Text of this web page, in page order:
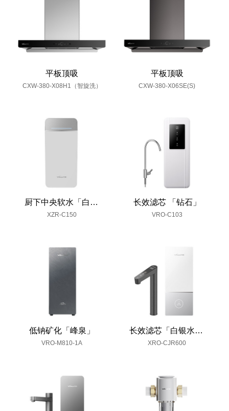
平板顶吸
CXW-380-X08H1（智旋洗）
平板顶吸
CXW-380-X06SE(S)
厨下中央软水「白银水墨」
XZR-C150
长效滤芯 「钻石」
VRO-C103
低钠矿化「峰泉」
VRO-M810-1A
长效滤芯「白银水墨」
XRO-CJR600